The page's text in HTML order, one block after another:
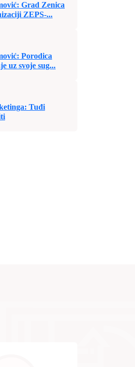
Grad Zenica
ZEPS-...
Porodica
uz svoje sug...
Tuđi